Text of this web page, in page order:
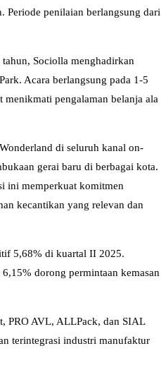
Periode penilaian berlangsung dari
tahun, Sociolla menghadirkan
Acara berlangsung pada 1-5
pengalaman belanja ala
di seluruh kanal on-
gerai baru di berbagai kota.
ini memperkuat komitmen
kecantikan yang relevan dan
5,68% di kuartal II 2025.
dorong permintaan kemasan
PRO AVL, ALLPack, dan SIAL
terintegrasi industri manufaktur